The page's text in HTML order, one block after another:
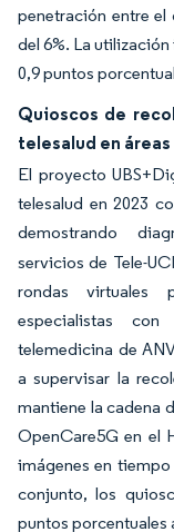
penetración entre
del 6%. La
0,9 puntos
Quioscos de
telesalud en
El proyecto
telesalud en 2023
demostrando
servicios de Tele-
rondas virtuales
especialistas
telemedicina de
a supervisar la
mantiene la cadena
OpenCare5G en el
imágenes en
conjunto, los
puntos